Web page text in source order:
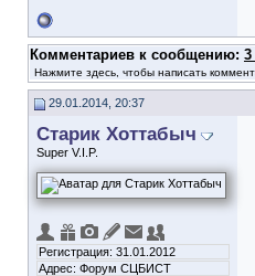
Комментариев к сообщению: 3
Нажмите здесь, чтобы написать
29.01.2014, 20:37
Старик Хоттабыч
Super V.I.P.
Регистрация: 31.01.2012
Адрес: Форум СЦБИСТ